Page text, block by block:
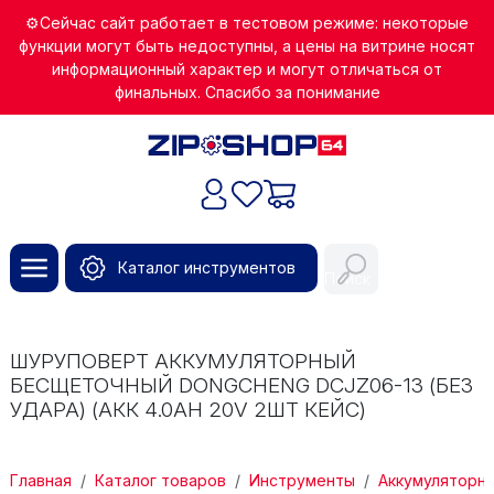
⚙️Сейчас сайт работает в тестовом режиме: некоторые
функции могут быть недоступны, а цены на витрине носят
информационный характер и могут отличаться от
финальных. Спасибо за понимание
Каталог инструментов
Поиск
ШУРУПОВЕРТ АККУМУЛЯТОРНЫЙ
БЕСЩЕТОЧНЫЙ DONGCHENG DCJZ06-13 (БЕЗ
УДАРА) (АКК 4.0AH 20V 2ШТ КЕЙС)
Главная Каталог товаров Инструменты